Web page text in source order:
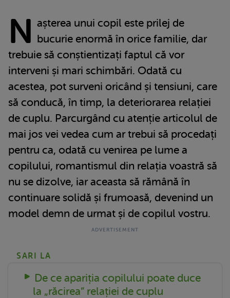
N așterea unui copil este prilej de
bucurie enormă în orice familie, dar
trebuie să conștientizați faptul că vor
interveni și mari schimbări. Odată cu
acestea, pot surveni oricând și tensiuni, care
să conducă, în timp, la deteriorarea relației
de cuplu. Parcurgând cu atenție articolul de
mai jos vei vedea cum ar trebui să procedați
pentru ca, odată cu venirea pe lume a
copilului, romantismul din relația voastră să
nu se dizolve, iar aceasta să rămână în
continuare solidă și frumoasă, devenind un
model demn de urmat și de copilul vostru.
SARI LA
De ce apariția copilului poate duce
la „răcirea” relației de cuplu